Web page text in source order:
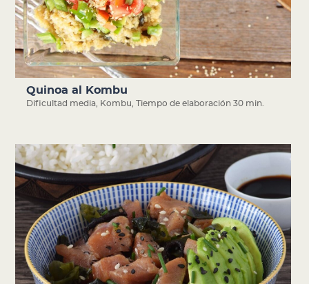
Quinoa al Kombu
Dificultad media, Kombu, Tiempo de elaboración 30 min.